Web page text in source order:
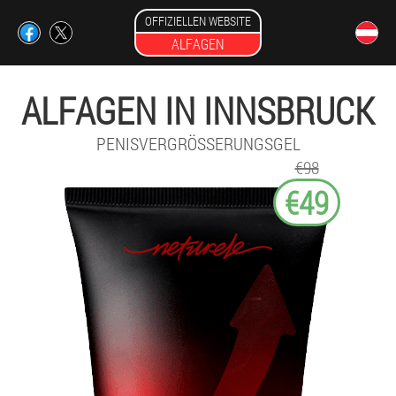
OFFIZIELLEN WEBSITE
ALFAGEN
ALFAGEN IN INNSBRUCK
PENISVERGRÖSSERUNGSGEL
€98
€49